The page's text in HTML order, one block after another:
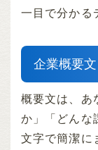
一目で分かる
企業概要
概要文は、あ
か」「どんな
文字で簡潔に